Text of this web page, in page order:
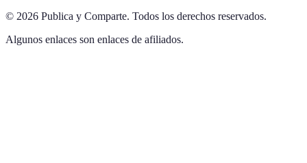
© 2026 Publica y Comparte. Todos los derechos reservados.
Algunos enlaces son enlaces de afiliados.